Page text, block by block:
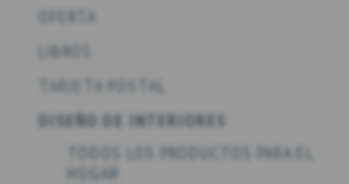
TARJETA POSTAL
DISEÑO DE INTERIORES
TODOS LOS PRODUCTOS PARA EL
HOGAR